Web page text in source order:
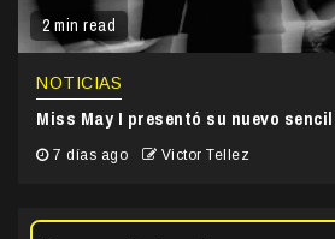
2 min read
NOTICIAS
Miss May I presentó su nuevo
7 días ago Victor Tellez